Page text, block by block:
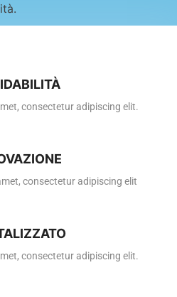
consectetur adipiscing elit.
consectetur adipiscing elit
consectetur adipiscing elit.